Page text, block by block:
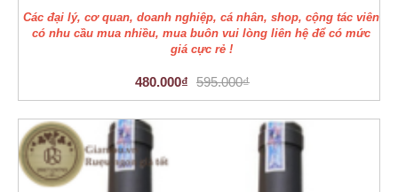
Các đại lý, cơ quan, doanh nghiệp, cá nhân, shop, cộng tác viên
có nhu cầu mua nhiều, mua buôn vui lòng liên hệ để có mức
giá cực rẻ !
480.000₫ 595.000₫